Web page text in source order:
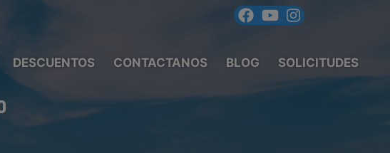
DESCUENTOS CONTACTANOS BLOG SOLICITUDES